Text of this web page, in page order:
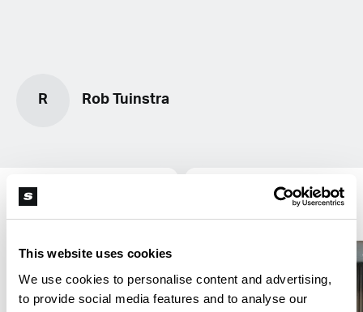
This website uses cookies
We use cookies to personalise content and advertising,
to provide social media features and to analyse our
R Rob Tuinstra
Regelgeving